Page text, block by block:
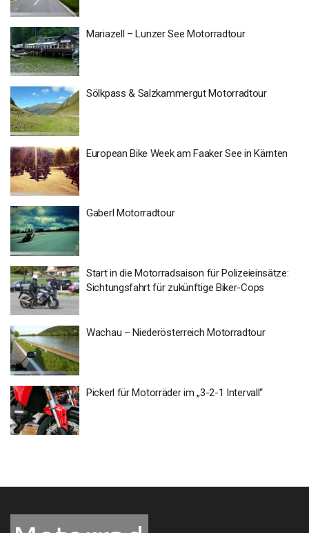
Mariazell – Lunzer See Motorradtour
Sölkpass & Salzkammergut Motorradtour
European Bike Week am Faaker See in Kärnten
Gaberl Motorradtour
Start in die Motorradsaison für Polizeieinsätze:
Sichtungsfahrt für zukünftige Biker-Cops
Wachau – Niederösterreich Motorradtour
Pickerl für Motorräder im „3-2-1 Intervall“